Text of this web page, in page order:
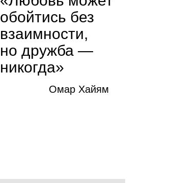
Омар Хайям
обойтись без
взаимности,
но дружба —
никогда»